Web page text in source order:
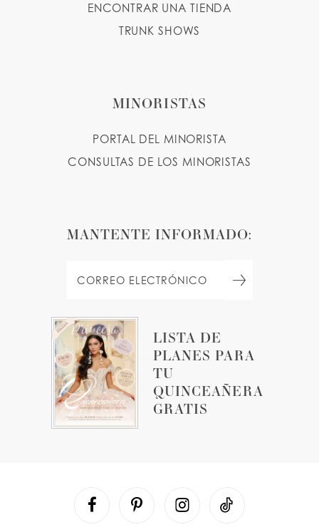
LISTA DE
PLANES PARA
TU
QUINCEAÑERA
GRATIS
ENCONTRAR UNA TIENDA
TRUNK SHOWS
MINORISTAS
PORTAL DEL MINORISTA
CONSULTAS DE LOS MINORISTAS
MANTENTE INFORMADO: